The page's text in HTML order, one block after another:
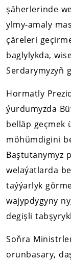
şäherlerinde
ylmy-amaly
çäreleri
baglylykda,
Serdarymyzyň
Hormatly
ýurdumyzda
belläp geçmek
möhümdigini
Baştutanymyz
welaýatlarda
taýýarlyk
wajypdygyny
degişli
Soňra
orunbasary,